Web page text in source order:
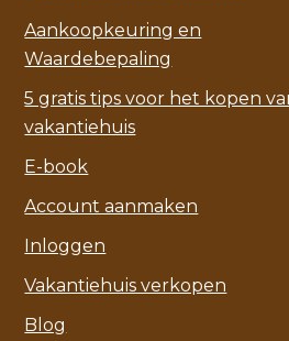
Aankoopkeuring en
Waardebepaling
5 gratis tips voor het kopen
vakantiehuis
E-book
Account aanmaken
Inloggen
Vakantiehuis verkopen
Blog